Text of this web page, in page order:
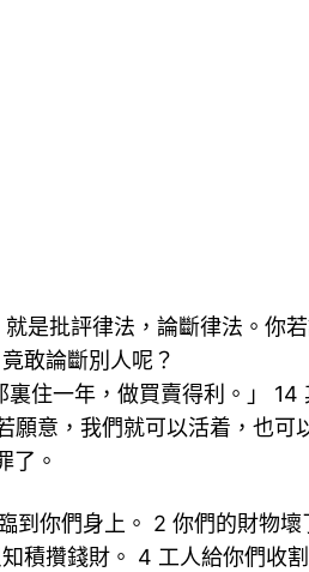
是批評律法，論斷律法。你
敢論斷別人呢？
住一年，做買賣得利。」
意，我們就可以活着，也
了。
到你們身上。 2 你們的財物
積攢錢財。 4 工人給你們收